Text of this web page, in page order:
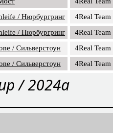
4Real Team
/ Нюрбургринг
4Real Team
/ Нюрбургринг
/ Сильверстоун
4Real Team
/ Сильверстоун
/ 2024a